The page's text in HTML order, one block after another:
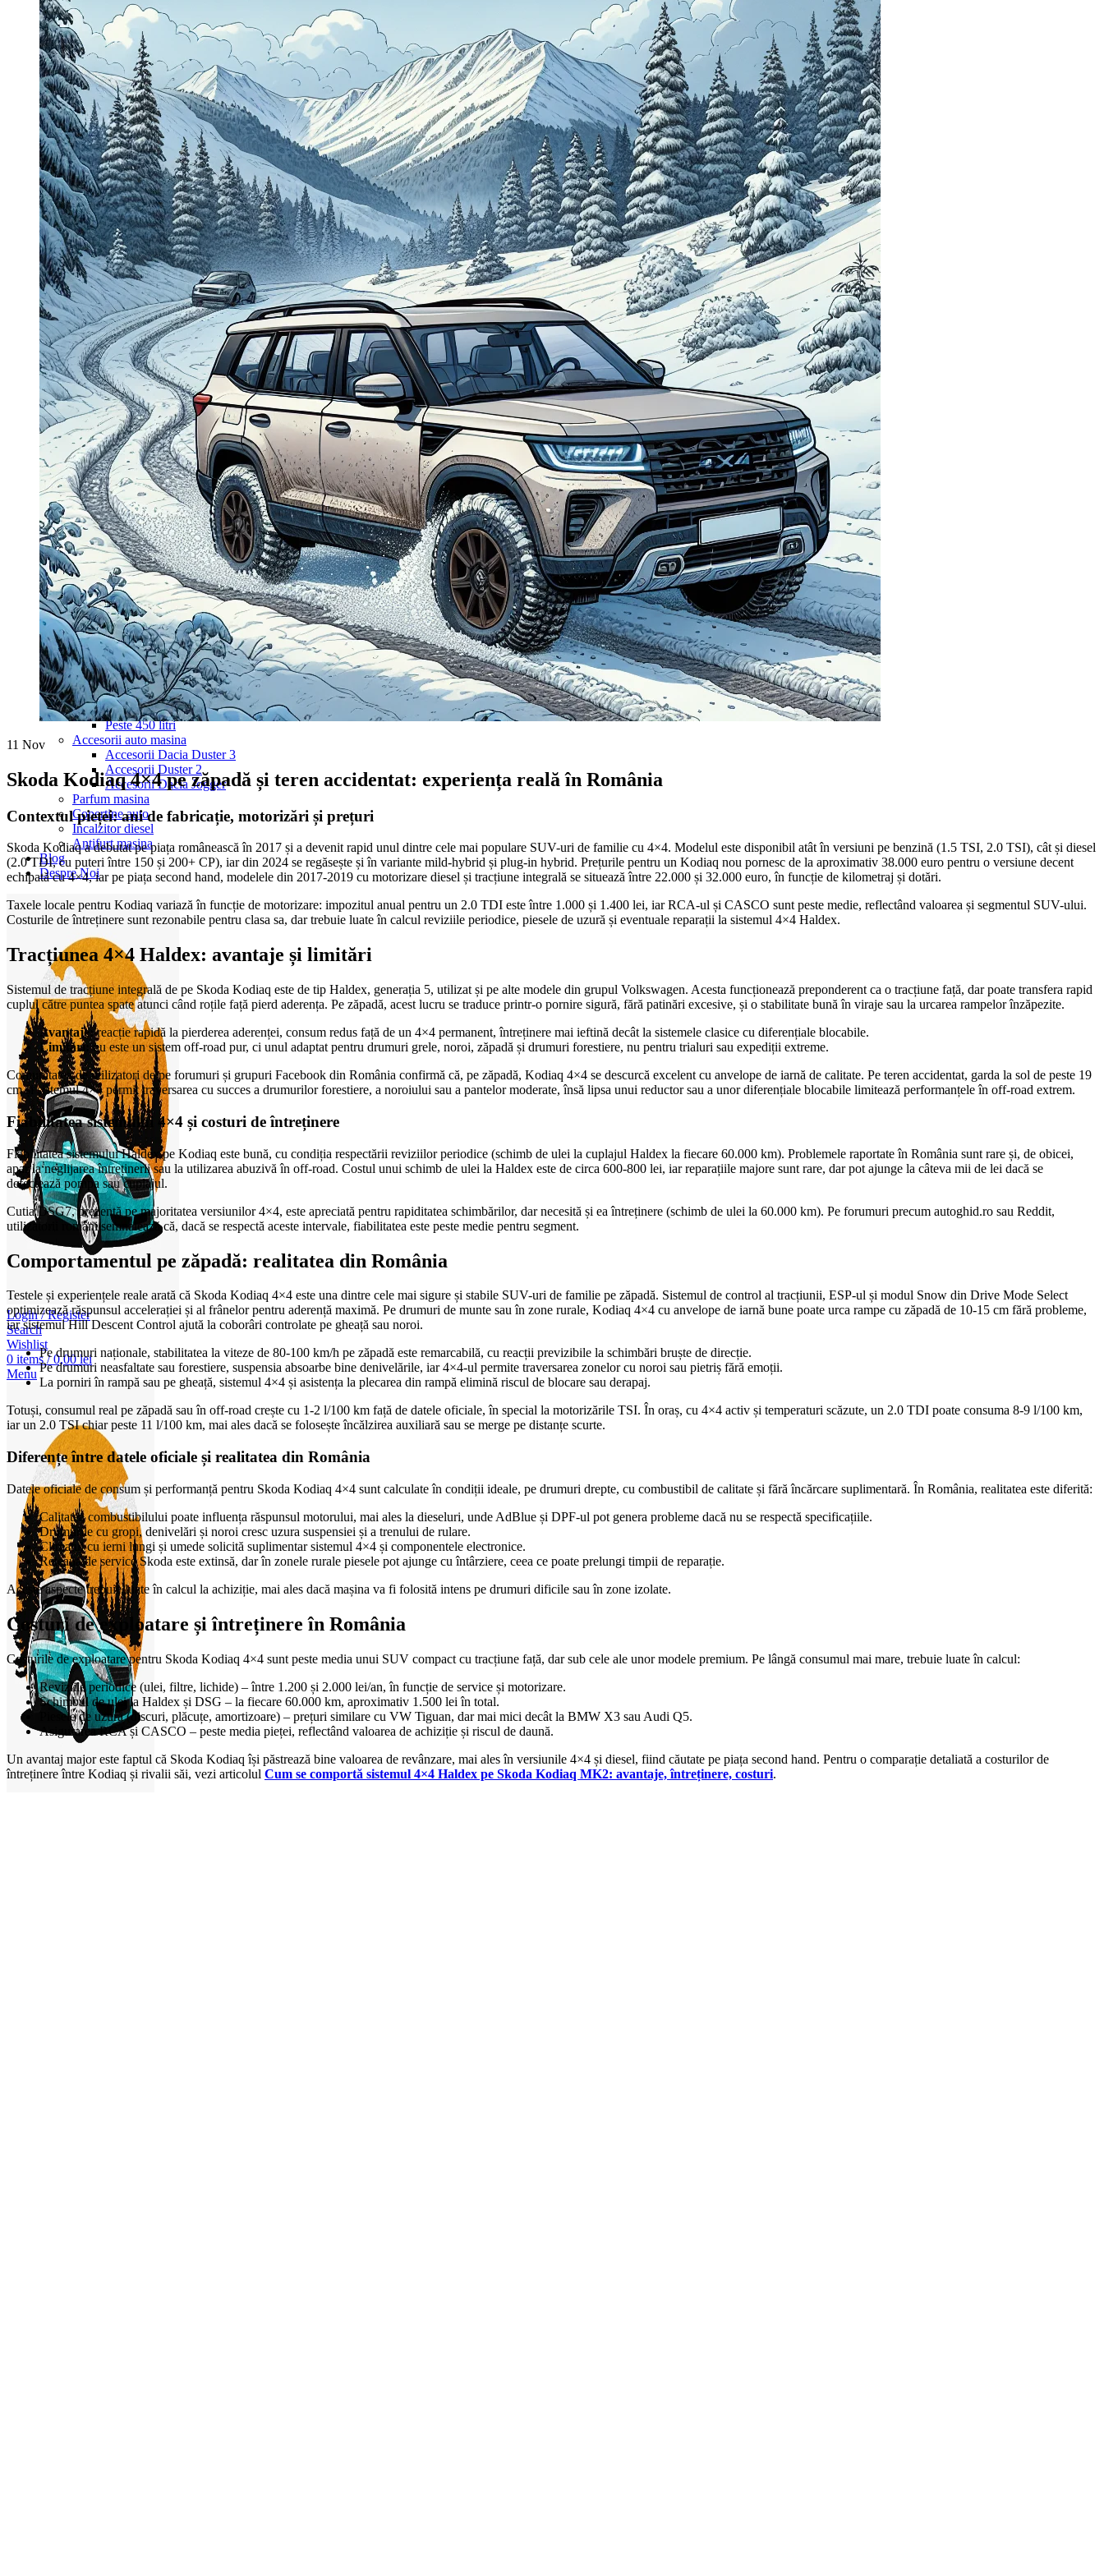
Navigatie Duster 2011
Navigatie Duster 2019
Audi
Navigatie Audi A3 8p
Navigatie Audi A4
Navigatie Audi A4 B6
Navigatie Audi A4 B7
Navigatie Audi A4 B8
Navigatie Audi A5
Navigatie Audi A6 C5
Navigatie Audi A6 C6
Navigatie Audi A6 C7
Navigatie Audi Q5
Ford
Navigație Ford Fiesta
Navigație Ford Focus 1
Navigație Ford Focus 2
Navigație Ford Focus MK3
Navigație Ford Mondeo MK3
Navigație Ford Mondeo MK4
Navigație Ford Transit
Mercedes
Navigație Mercedes C Class W203
Navigație Mercedes C Class W204
Navigație Mercedes W203
Navigație Mercedes W204
Navigație Mercedes W211
Navigație Mercedes Sprinter
Passat
Navigație Passat B5
Navigație Passat B5 5
Navigație Passat B6
Navigație Passat B7
Navigație Passat B8
Navigație Passat CC
Skoda
Navigație Skoda Fabia 1
Navigație Skoda Fabia 2
Navigație Skoda Octavia 1
Navigație Skoda Octavia 2
Navigație Skoda Octavia 3
Navigație Skoda Rapid
Navigație Skoda Superb 1
Navigație Skoda Superb 2
Navigație Toyota Avensis T25
Portbagaj Plafon Auto
Sub 350 Litri
Peste 350 Litri
Peste 450 litri
Accesorii auto masina
Accesorii Dacia Duster 3
Accesorii Duster 2
Accesorii Dacia Jogger
Parfum masina
Copertine auto
Incalzitor diesel
Antifurt masina
Blog
Despre Noi
Login / Register
Search
Wishlist
0 items / 0,00lei
Menu
11 Nov
Skoda Kodiaq 4×4 pe zăpadă și teren accidentat: experiența reală în România
Contextul pieței: ani de fabricație, motorizări și prețuri
Skoda Kodiaq a debutat pe piața românească în 2017 și a devenit rapid unul dintre cele mai populare SUV-uri de familie cu 4×4. Modelul este disponibil atât în versiuni pe benzină (1.5 TSI, 2.0 TSI), cât și diesel
(2.0 TDI, cu puteri între 150 și 200+ CP), iar din 2024 se regăsește și în variante mild-hybrid și plug-in hybrid. Prețurile pentru un Kodiaq nou pornesc de la aproximativ 38.000 euro pentru o versiune decent
echipată cu 4×4, iar pe piața second hand, modelele din 2017-2019 cu motorizare diesel și tracțiune integrală se situează între 22.000 și 32.000 euro, în funcție de kilometraj și dotări.
Taxele locale pentru Kodiaq variază în funcție de motorizare: impozitul anual pentru un 2.0 TDI este între 1.000 și 1.400 lei, iar RCA-ul și CASCO sunt peste medie, reflectând valoarea și segmentul SUV-ului.
Costurile de întreținere sunt rezonabile pentru clasa sa, dar trebuie luate în calcul reviziile periodice, piesele de uzură și eventuale reparații la sistemul 4×4 Haldex.
Tracțiunea 4×4 Haldex: avantaje și limitări
Sistemul de tracțiune integrală de pe Skoda Kodiaq este de tip Haldex, generația 5, utilizat și pe alte modele din grupul Volkswagen. Acesta funcționează preponderent ca o tracțiune față, dar poate transfera rapid
cuplul către puntea spate atunci când roțile față pierd aderența. Pe zăpadă, acest lucru se traduce printr-o pornire sigură, fără patinări excesive, și o stabilitate bună în viraje sau la urcarea rampelor înzăpezite.
Avantaje:reacție rapidă la pierderea aderenței, consum redus față de un 4×4 permanent, întreținere mai ieftină decât la sistemele clasice cu diferențiale blocabile.
Limitări: nu este un sistem off-road pur, ci unul adaptat pentru drumuri grele, noroi, zăpadă și drumuri forestiere, nu pentru trialuri sau expediții extreme.
Comunitatea de utilizatori de pe forumuri și grupuri Facebook din România confirmă că, pe zăpadă, Kodiaq 4×4 se descurcă excelent cu anvelope de iarnă de calitate. Pe teren accidentat, garda la sol de peste 19
cm și sistemul 4×4 permit traversarea cu succes a drumurilor forestiere, a noroiului sau a pantelor moderate, însă lipsa unui reductor sau a unor diferențiale blocabile limitează performanțele în off-road extrem.
Fiabilitatea sistemului 4×4 și costuri de întreținere
Fiabilitatea sistemului Haldex pe Kodiaq este bună, cu condiția respectării reviziilor periodice (schimb de ulei la cuplajul Haldex la fiecare 60.000 km). Problemele raportate în România sunt rare și, de obicei,
apar la neglijarea întreținerii sau la utilizarea abuzivă în off-road. Costul unui schimb de ulei la Haldex este de circa 600-800 lei, iar reparațiile majore sunt rare, dar pot ajunge la câteva mii de lei dacă se
defectează pompa sau cuplajul.
Cutia DSG7, prezentă pe majoritatea versiunilor 4×4, este apreciată pentru rapiditatea schimbărilor, dar necesită și ea întreținere (schimb de ulei la 60.000 km). Pe forumuri precum autoghid.ro sau Reddit,
utilizatorii români semnalează că, dacă se respectă aceste intervale, fiabilitatea este peste medie pentru segment.
Comportamentul pe zăpadă: realitatea din România
Testele și experiențele reale arată că Skoda Kodiaq 4×4 este una dintre cele mai sigure și stabile SUV-uri de familie pe zăpadă. Sistemul de control al tracțiunii, ESP-ul și modul Snow din Drive Mode Select
optimizează răspunsul accelerației și al frânelor pentru aderență maximă. Pe drumuri de munte sau în zone rurale, Kodiaq 4×4 cu anvelope de iarnă bune poate urca rampe cu zăpadă de 10-15 cm fără probleme,
iar sistemul Hill Descent Control ajută la coborâri controlate pe gheață sau noroi.
Pe drumuri naționale, stabilitatea la viteze de 80-100 km/h pe zăpadă este remarcabilă, cu reacții previzibile la schimbări bruște de direcție.
Pe drumuri neasfaltate sau forestiere, suspensia absoarbe bine denivelările, iar 4×4-ul permite traversarea zonelor cu noroi sau pietriș fără emoții.
La porniri în rampă sau pe gheață, sistemul 4×4 și asistența la plecarea din rampă elimină riscul de blocare sau derapaj.
Totuși, consumul real pe zăpadă sau în off-road crește cu 1-2 l/100 km față de datele oficiale, în special la motorizările TSI. În oraș, cu 4×4 activ și temperaturi scăzute, un 2.0 TDI poate consuma 8-9 l/100 km,
iar un 2.0 TSI chiar peste 11 l/100 km, mai ales dacă se folosește încălzirea auxiliară sau se merge pe distanțe scurte.
Diferențe între datele oficiale și realitatea din România
Datele oficiale de consum și performanță pentru Skoda Kodiaq 4×4 sunt calculate în condiții ideale, pe drumuri drepte, cu combustibil de calitate și fără încărcare suplimentară. În România, realitatea este diferită:
Calitatea combustibilului poate influența răspunsul motorului, mai ales la dieseluri, unde AdBlue și DPF-ul pot genera probleme dacă nu se respectă specificațiile.
Drumurile cu gropi, denivelări și noroi cresc uzura suspensiei și a trenului de rulare.
Climatul cu ierni lungi și umede solicită suplimentar sistemul 4×4 și componentele electronice.
Rețeaua de service Skoda este extinsă, dar în zonele rurale piesele pot ajunge cu întârziere, ceea ce poate prelungi timpii de reparație.
Aceste aspecte trebuie luate în calcul la achiziție, mai ales dacă mașina va fi folosită intens pe drumuri dificile sau în zone izolate.
Costuri de exploatare și întreținere în România
Costurile de exploatare pentru Skoda Kodiaq 4×4 sunt peste media unui SUV compact cu tracțiune față, dar sub cele ale unor modele premium. Pe lângă consumul mai mare, trebuie luate în calcul:
Reviziile periodice (ulei, filtre, lichide) – între 1.200 și 2.000 lei/an, în funcție de service și motorizare.
Schimbul de ulei la Haldex și DSG – la fiecare 60.000 km, aproximativ 1.500 lei în total.
Piesele de uzură (discuri, plăcuțe, amortizoare) – prețuri similare cu VW Tiguan, dar mai mici decât la BMW X3 sau Audi Q5.
Asigurarea RCA și CASCO – peste media pieței, reflectând valoarea de achiziție și riscul de daună.
Un avantaj major este faptul că Skoda Kodiaq își păstrează bine valoarea de revânzare, mai ales în versiunile 4×4 și diesel, fiind căutate pe piața second hand. Pentru o comparație detaliată a costurilor de
întreținere între Kodiaq și rivalii săi, vezi articolul Cum se comportă sistemul 4×4 Haldex pe Skoda Kodiaq MK2: avantaje, întreținere, costuri.